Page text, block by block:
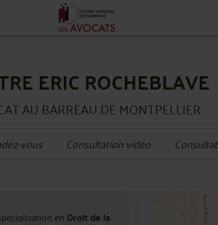
ERIC ROCHEBLAVE
AU BARREAU DE MONTPELLIER
vous Consultation vidéo
en Droit de la